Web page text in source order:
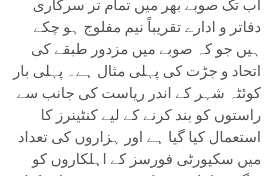
اب تک صوبے بھر میں تمام تر سرکاری
دفاتر و ادارے تقریباً نیم مفلوج ہو چکے
ہیں جو کہ صوبے میں مزدور طبقے کی
اتحاد و جڑت کی پہلی مثال ہے۔ پہلی بار
کوئٹہ شہر کے اندر ریاست کی جانب سے
راستوں کو بند کرنے کے لیے کنٹینرز کا
استعمال کیا گیا ہے اور ہزاروں کی تعداد
میں سکیورٹی فورسز کے اہلکاروں کو